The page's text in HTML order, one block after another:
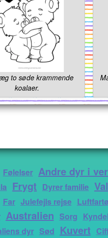
to søde krammende
koalaer.
Følelser Andre dyr i
Frygt Dyrer familie
Far Julefejls rejse
Australien Sorg
dyr Sød Kuvert